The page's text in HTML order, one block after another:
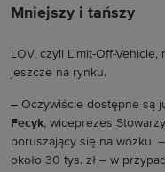
Mniejszy i tańszy
LOV, czyli Limit-Off-
jeszcze na rynku.
– Oczywiście dostępne są
Fecyk, wiceprezes
poruszający się na wózku.
około 30 tys. zł – w